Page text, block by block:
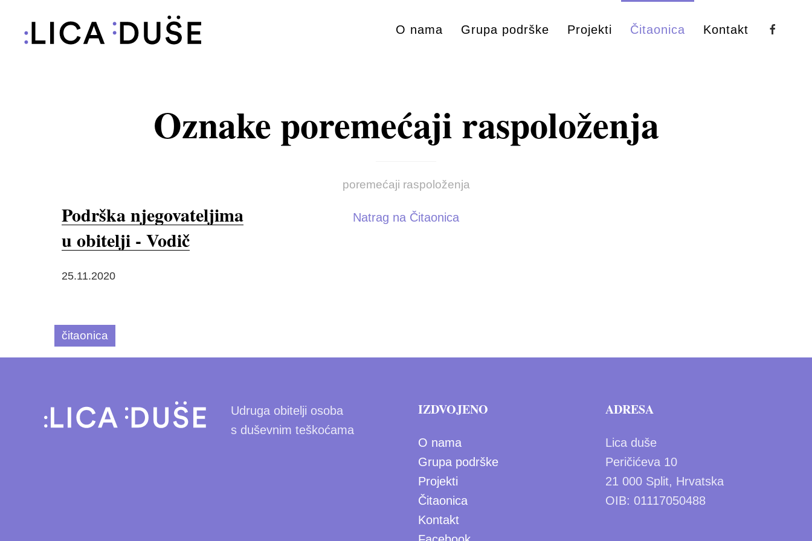
O nama Grupa podrške Projekti Čitaonica Kontakt
Oznake poremećaji raspoloženja
poremećaji raspoloženja
Natrag na Čitaonica
čitaonica
Podrška njegovateljima
u obitelji - Vodič
25.11.2020
Udruga obitelji osoba
s duševnim teškoćama
IZDVOJENO
O nama
Grupa podrške
Projekti
Čitaonica
Kontakt
ADRESA
Lica duše
Peričićeva 10
21 000 Split, Hrvatska
OIB: 01117050488